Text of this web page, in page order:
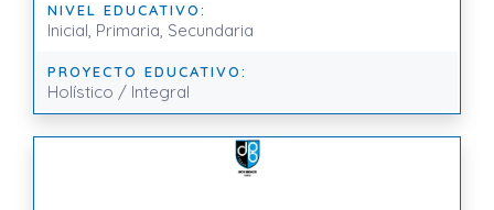
NIVEL EDUCATIVO:
Inicial, Primaria, Secundaria
PROYECTO EDUCATIVO:
Holístico / Integral